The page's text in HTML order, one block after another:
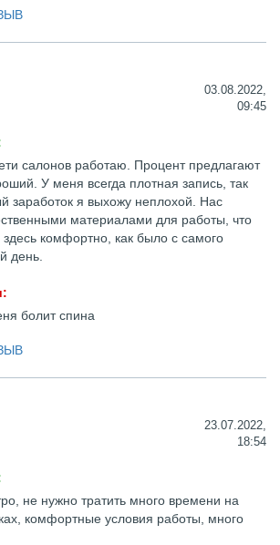
03.08.2022,
09:45
салонов работаю. Процент предлагают
У меня всегда плотная запись, так
заработок я выхожу неплохой. Нас
материалами для работы, что
комфортно, как было с самого
день.
болит спина
23.07.2022,
18:54
не нужно тратить много времени на
комфортные условия работы, много